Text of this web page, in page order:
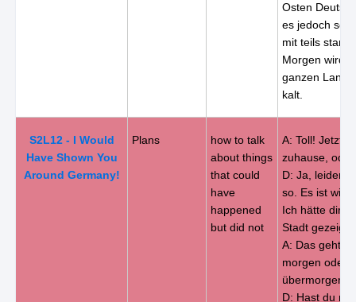
Osten
es jedoch
mit teils
Morgen wird
ganzen Land
kalt.
S2L12 - I Would
Have Shown You
Around Germany!
Plans
how to talk
about things
that could
have
happened
but did not
A: Toll! Jetzt
zuhause,
D: Ja, leider
so. Es ist
Ich hätte dir
Stadt gezeigt.
A: Das geht
morgen oder
übermorgen.
D: Hast du